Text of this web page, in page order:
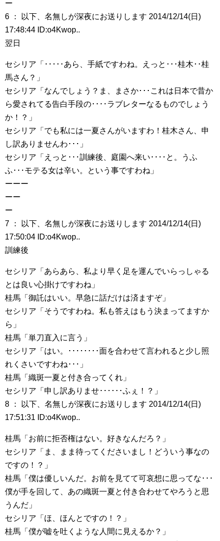
ー
6 ： 以下、名無しが深夜にお送りします 2014/12/14(日)
17:48:44 ID:o4Kwop..
翌日
セシリア「･････あら、手紙ですわね。えっと･･･桂木･･桂
馬さん？」
セシリア「なんでしょう？ま、まさか･･･これは日本で昔か
ら愛されてる告白手段の････ラブレターなるものでしょう
か！？」
セシリア「でも私には一夏さんがいますわ！桂木さん、申
し訳ありませんわ･･･」
セシリア「えっと･･･訓練後、庭園へ来い････と。うふ
ふ･･･モテる女は辛い。という事ですわね」
ーーー
ーー
ー
7 ： 以下、名無しが深夜にお送りします 2014/12/14(日)
17:50:04 ID:o4Kwop..
訓練後
セシリア「あらあら、私より早く足を運んでいらっしゃる
とは良い心掛けですわね」
桂馬「御託はいい。早急に話だけは済ますぞ」
セシリア「そうですわね。私も答えはもう決まってますか
ら」
桂馬「単刀直入に言う」
セシリア「はい。････････面を合わせて言われると少し照
れくさいですわね･･･」
桂馬「織斑一夏と付き合ってくれ」
セシリア「申し訳ありませ･･････ふぇ！？」
8 ： 以下、名無しが深夜にお送りします 2014/12/14(日)
17:51:31 ID:o4Kwop..
桂馬「お前に拒否権はない。好きなんだろ？」
セシリア「ま、まま待ってくださいまし！どういう事なの
ですの！？」
桂馬「僕は優しいんだ。お前を見てて可哀想に思ってな･･･
僕が手を回して、あの織斑一夏と付き合わせてやろうと思
うんだ」
セシリア「ほ、ほんとですの！？」
桂馬「僕が嘘を吐くような人間に見えるか？」